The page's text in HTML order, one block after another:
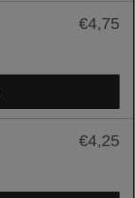
€4,75
€4,25